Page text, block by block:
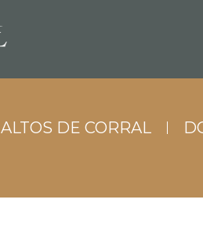
ALTOS DE CORRAL